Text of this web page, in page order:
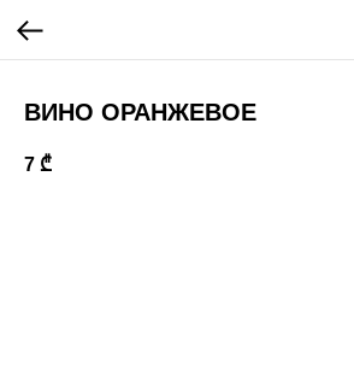
ВИНО ОРАНЖЕВОЕ
7 ₾